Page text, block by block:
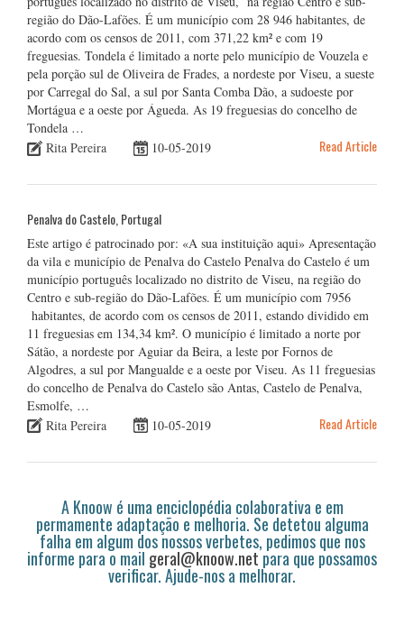
região do Dão-Lafões. É um município com 28 946 habitantes, de
acordo com os censos de 2011, com 371,22 km² e com 19
freguesias. Tondela é limitado a norte pelo município de Vouzela e
pela porção sul de Oliveira de Frades, a nordeste por Viseu, a sueste
por Carregal do Sal, a sul por Santa Comba Dão, a sudoeste por
Mortágua e a oeste por Águeda. As 19 freguesias do concelho de
Tondela …
Rita Pereira
10-05-2019 Read Article
Penalva do Castelo, Portugal
Este artigo é patrocinado por: «A sua instituição aqui» Apresentação
da vila e município de Penalva do Castelo Penalva do Castelo é um
município português localizado no distrito de Viseu, na região do
Centro e sub-região do Dão-Lafões. É um município com 7956
habitantes, de acordo com os censos de 2011, estando dividido em
11 freguesias em 134,34 km². O município é limitado a norte por
Sátão, a nordeste por Aguiar da Beira, a leste por Fornos de
Algodres, a sul por Mangualde e a oeste por Viseu. As 11 freguesias
do concelho de Penalva do Castelo são Antas, Castelo de Penalva,
Esmolfe, …
Rita Pereira
10-05-2019 Read Article
A Knoow é uma enciclopédia colaborativa e em
permamente adaptação e melhoria. Se detetou alguma
falha em algum dos nossos verbetes, pedimos que nos
informe para o mail geral@knoow.netpara que possamos
verificar. Ajude-nos a melhorar.